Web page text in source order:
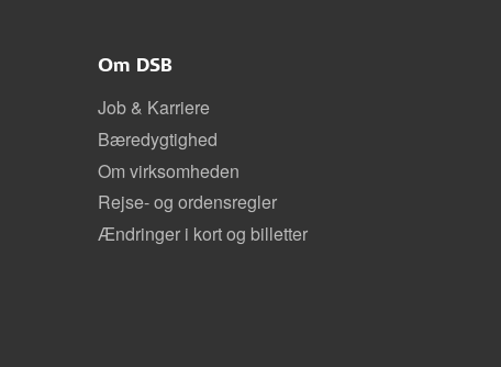
Om DSB
Job & Karriere
Bæredygtighed
Om virksomheden
Rejse- og ordensregler
Ændringer i kort og billetter